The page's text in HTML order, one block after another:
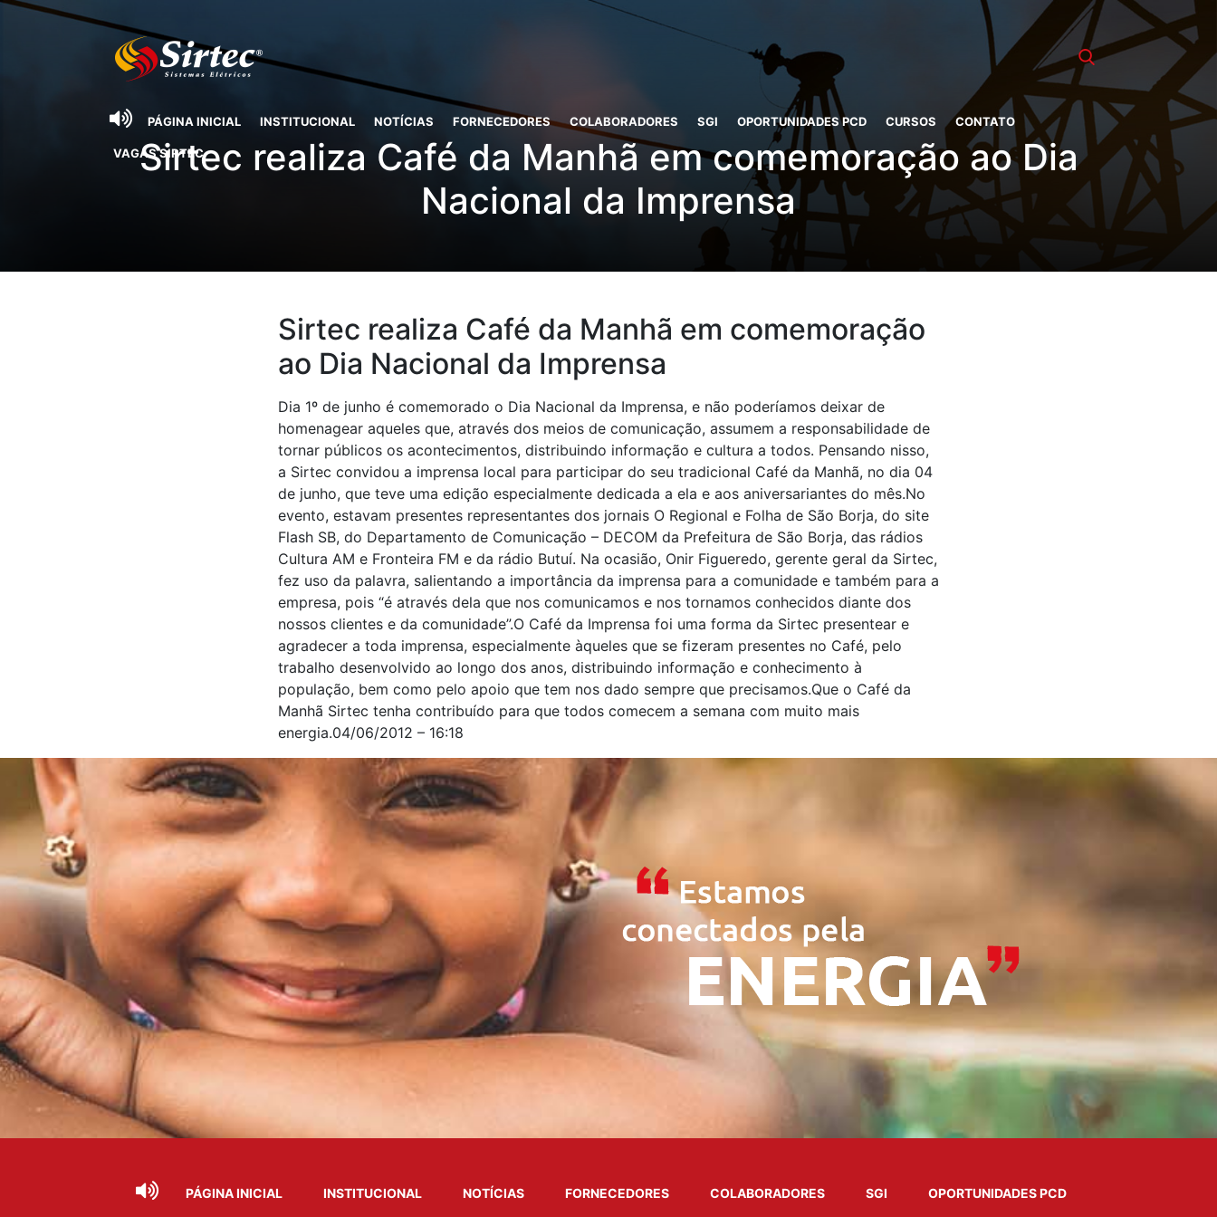
PÁGINA INICIAL INSTITUCIONAL NOTÍCIAS FORNECEDORES COLABORADORES SGI OPORTUNIDADES PCD CURSOS CONTATO
VAGAS SIRTEC
Sirtec realiza Café da Manhã em comemoração ao Dia
Nacional da Imprensa
Sirtec realiza Café da Manhã em comemoração
ao Dia Nacional da Imprensa
Dia 1º de junho é comemorado o Dia Nacional da Imprensa, e não poderíamos deixar de
homenagear aqueles que, através dos meios de comunicação, assumem a responsabilidade de
tornar públicos os acontecimentos, distribuindo informação e cultura a todos. Pensando nisso,
a Sirtec convidou a imprensa local para participar do seu tradicional Café da Manhã, no dia 04
de junho, que teve uma edição especialmente dedicada a ela e aos aniversariantes do mês.No
evento, estavam presentes representantes dos jornais O Regional e Folha de São Borja, do site
Flash SB, do Departamento de Comunicação – DECOM da Prefeitura de São Borja, das rádios
Cultura AM e Fronteira FM e da rádio Butuí. Na ocasião, Onir Figueredo, gerente geral da Sirtec,
fez uso da palavra, salientando a importância da imprensa para a comunidade e também para a
empresa, pois “é através dela que nos comunicamos e nos tornamos conhecidos diante dos
nossos clientes e da comunidade”.O Café da Imprensa foi uma forma da Sirtec presentear e
agradecer a toda imprensa, especialmente àqueles que se fizeram presentes no Café, pelo
trabalho desenvolvido ao longo dos anos, distribuindo informação e conhecimento à
população, bem como pelo apoio que tem nos dado sempre que precisamos.Que o Café da
Manhã Sirtec tenha contribuído para que todos comecem a semana com muito mais
energia.04/06/2012 – 16:18
PÁGINA INICIAL INSTITUCIONAL NOTÍCIAS FORNECEDORES COLABORADORES SGI OPORTUNIDADES PCD